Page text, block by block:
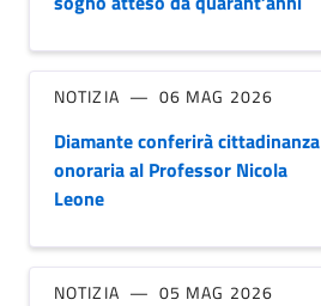
NOTIZIA 06 MAG 2026
Diamante conferirà cittadinanza
onoraria al Professor Nicola
Leone
NOTIZIA 05 MAG 2026